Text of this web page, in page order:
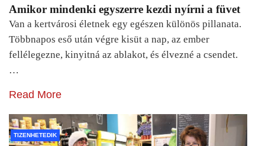
Amikor mindenki egyszerre kezdi nyírni a füvet
Van a kertvárosi életnek egy egészen különös pillanata.
Többnapos eső után végre kisüt a nap, az ember
fellélegezne, kinyitná az ablakot, és élvezné a csendet.
…
Read More
TIZENHETEDIK